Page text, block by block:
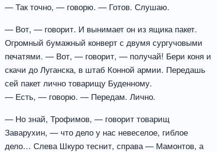
— Так точно, — говорю. — Готов. Слушаю.
— Вот, — говорит. И вынимает он из ящика пакет.
Огромный бумажный конверт с двумя сургучовыми
печатями. — Вот, — говорит, — получай! Бери коня и
скачи до Луганска, в штаб Конной армии. Передашь
сей пакет лично товарищу Буденному.
— Есть, — говорю. — Передам. Лично.
— Но знай, Трофимов, — говорит товарищ
Заварухин, — что дело у нас невеселое, гиблое
дело… Слева Шкуро теснит, справа — Мамонтов, а